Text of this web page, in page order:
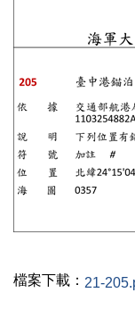
檔案下載： 21-